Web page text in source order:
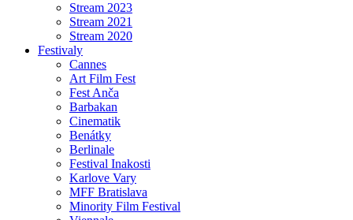
Stream 2023
Stream 2021
Stream 2020
Festivaly
Cannes
Art Film Fest
Fest Anča
Barbakan
Cinematik
Benátky
Berlinale
Festival Inakosti
Karlove Vary
MFF Bratislava
Minority Film Festival